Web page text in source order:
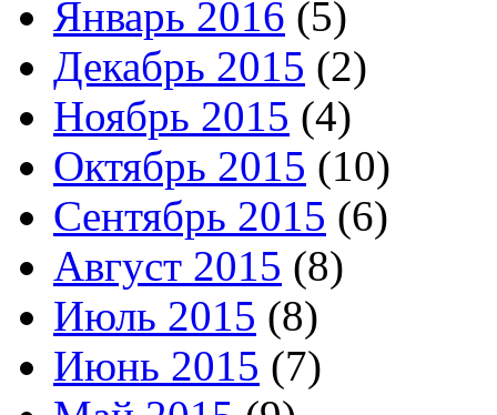
Январь 2016 (5)
Декабрь 2015 (2)
Ноябрь 2015 (4)
Октябрь 2015 (10)
Сентябрь 2015 (6)
Август 2015 (8)
Июль 2015 (8)
Июнь 2015 (7)